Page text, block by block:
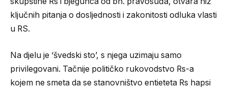
ključnih pitanja o dosljednosti i zakonitosti odluka vlasti
u RS.
Na djelu je ‘švedski sto’, s njega uzimaju samo
privilegovani. Tačnije političko rukovodstvo Rs-a
kojem ne smeta da se stanovništvo entieteta Rs hapsi